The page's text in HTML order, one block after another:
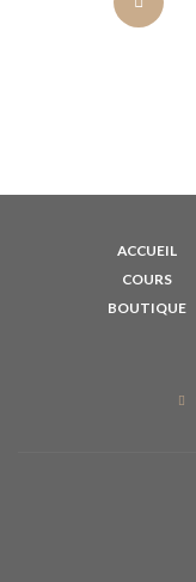
ACCUEIL
COURS
BOUTIQUE